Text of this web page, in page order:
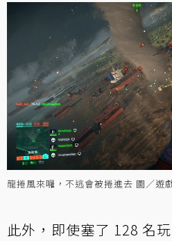
龍捲風來囉，不逃會被捲進去 圖／遊
此外，即使塞了 128 名